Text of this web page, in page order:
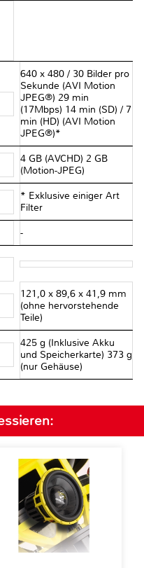
640 x 480 / 30 Bilder pro
Sekunde (AVI Motion
JPEG®) 29 min
(17Mbps) 14 min (SD) / 7
min (HD) (AVI Motion
JPEG®)*
4 GB (AVCHD) 2 GB
(Motion-JPEG)
* Exklusive einiger Art
Filter
-
121,0 x 89,6 x 41,9 mm
(ohne hervorstehende
Teile)
425 g (Inklusive Akku
und Speicherkarte) 373 g
(nur Gehäuse)